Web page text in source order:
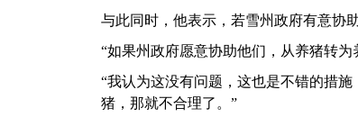
与此同时，他表示，若雪州政府有意协
“如果州政府愿意协助他们，从养猪转
“我认为这没有问题，这也是不错的措
猪，那就不合理了。”